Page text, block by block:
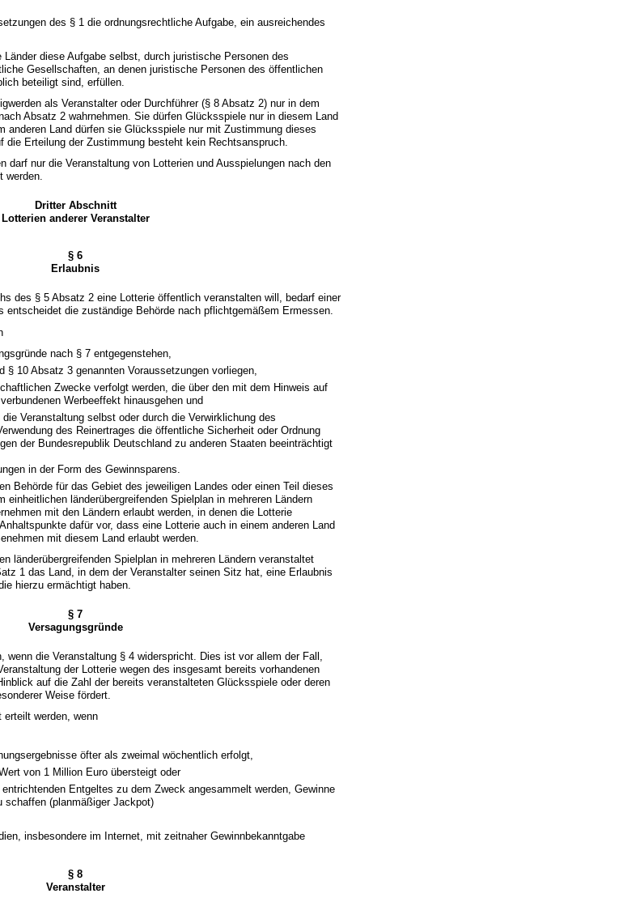
des § 1 die ordnungsrechtliche Aufgabe, ein ausreichendes
diese Aufgabe selbst, durch juristische Personen des
Gesellschaften, an denen juristische Personen des öffentlichen
beteiligt sind, erfüllen.
als Veranstalter oder Durchführer (§ 8 Absatz 2) nur in dem
Absatz 2 wahrnehmen. Sie dürfen Glücksspiele nur in diesem Land
anderen Land dürfen sie Glücksspiele nur mit Zustimmung dieses
die Erteilung der Zustimmung besteht kein Rechtsanspruch.
darf nur die Veranstaltung von Lotterien und Ausspielungen nach den
werden.
Dritter Abschnitt
Lotterien anderer Veranstalter
§ 6
Erlaubnis
des § 5 Absatz 2 eine Lotterie öffentlich veranstalten will, bedarf einer
entscheidet die zuständige Behörde nach pflichtgemäßem Ermessen.
nach § 7 entgegenstehen,
§ 10 Absatz 3 genannten Voraussetzungen vorliegen,
Zwecke verfolgt werden, die über den mit dem Hinweis auf
Werbeeffekt hinausgehen und
Veranstaltung selbst oder durch die Verwirklichung des
des Reinertrages die öffentliche Sicherheit oder Ordnung
der Bundesrepublik Deutschland zu anderen Staaten beeinträchtigt
in der Form des Gewinnsparens.
Behörde für das Gebiet des jeweiligen Landes oder einen Teil dieses
länderübergreifenden Spielplan in mehreren Ländern
mit den Ländern erlaubt werden, in denen die Lotterie
dafür vor, dass eine Lotterie auch in einem anderen Land
mit diesem Land erlaubt werden.
länderübergreifenden Spielplan in mehreren Ländern veranstaltet
1 das Land, in dem der Veranstalter seinen Sitz hat, eine Erlaubnis
hierzu ermächtigt haben.
§ 7
Versagungsgründe
wenn die Veranstaltung § 4 widerspricht. Dies ist vor allem der Fall,
der Lotterie wegen des insgesamt bereits vorhandenen
auf die Zahl der bereits veranstalteten Glücksspiele oder deren
Weise fördert.
erteilt werden, wenn
öfter als zweimal wöchentlich erfolgt,
von 1 Million Euro übersteigt oder
Entgeltes zu dem Zweck angesammelt werden, Gewinne
schaffen (planmäßiger Jackpot)
insbesondere im Internet, mit zeitnaher Gewinnbekanntgabe
§ 8
Veranstalter